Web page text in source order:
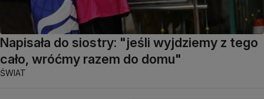
Napisała do siostry: "jeśli wyjdziemy z tego
cało, wróćmy razem do domu"
ŚWIAT